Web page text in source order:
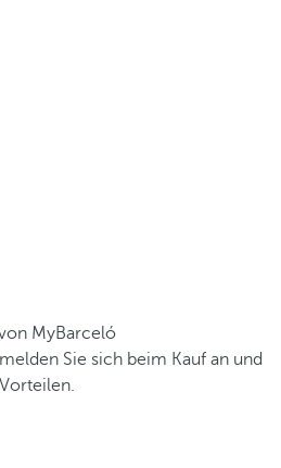
MyBarceló
Sie sich beim Kauf an und